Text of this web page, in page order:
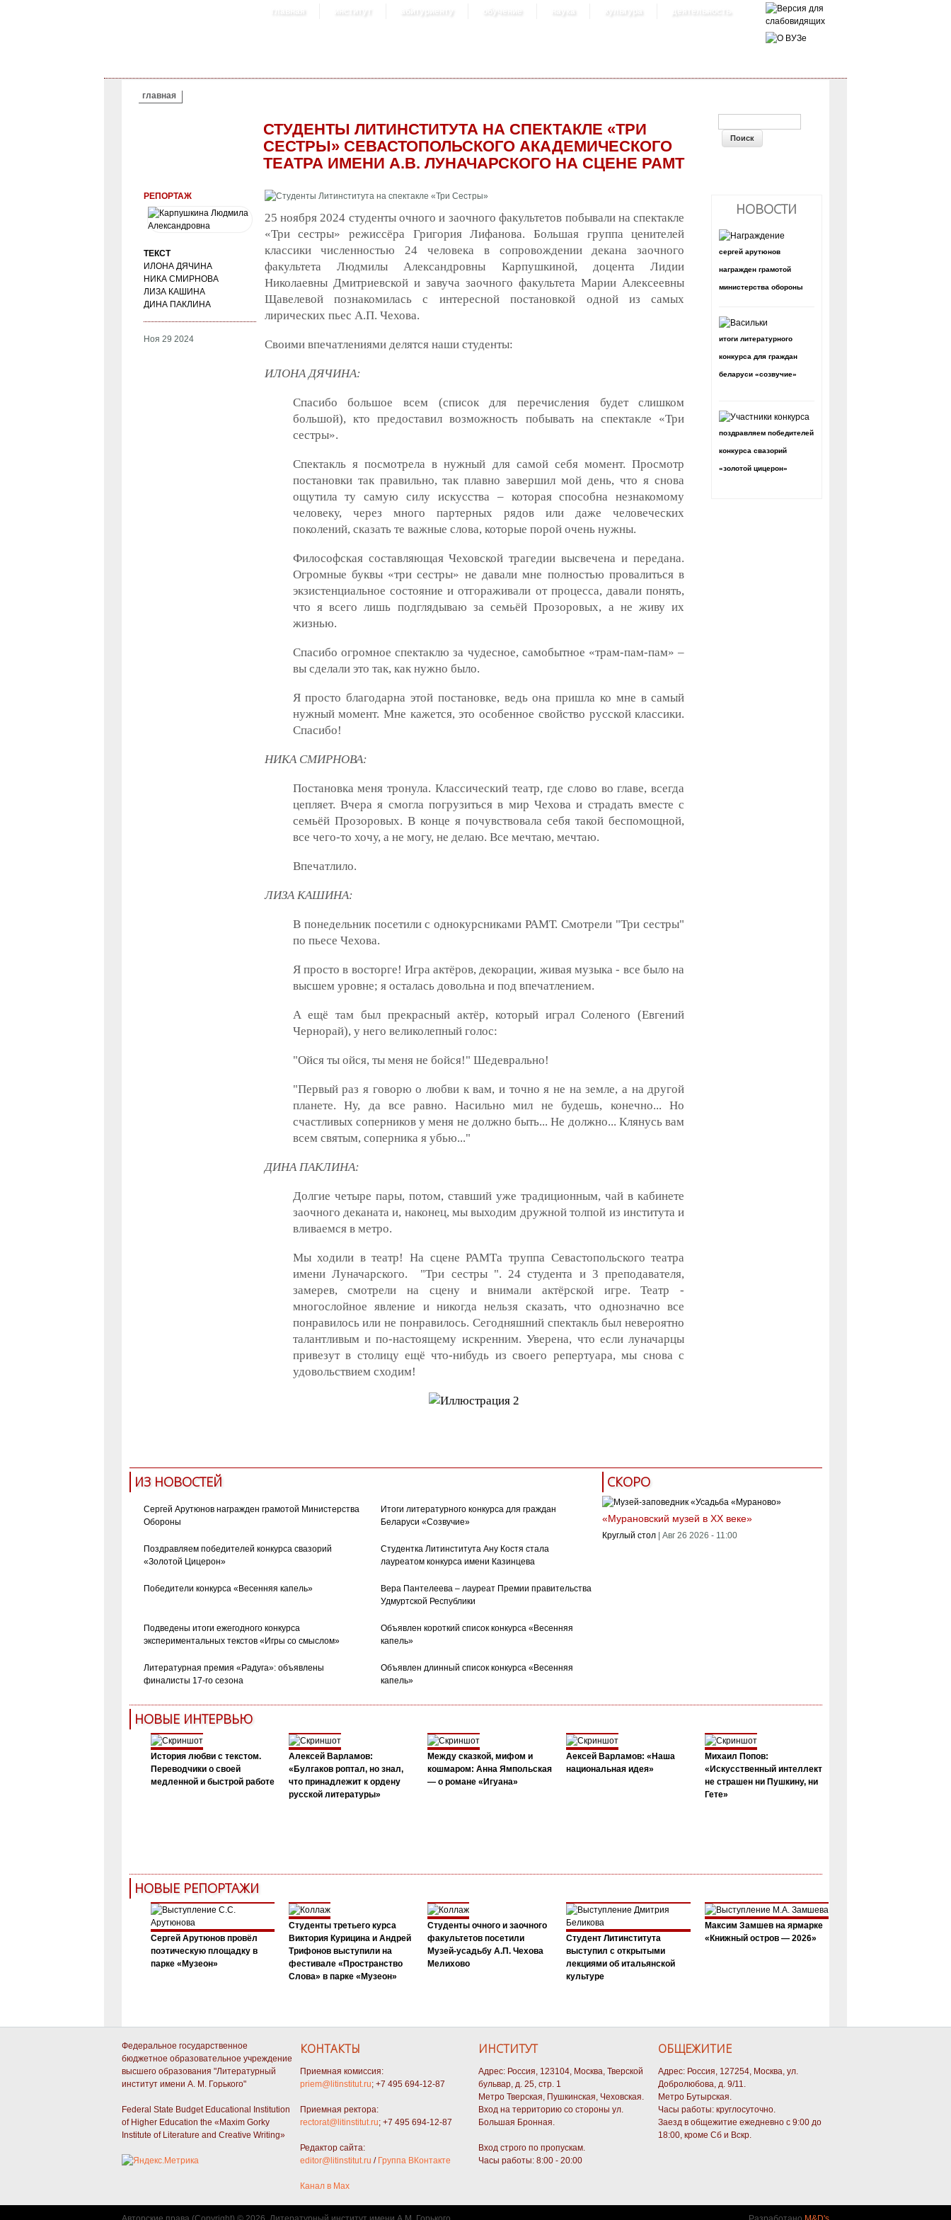
главная институт абитуриенту обучение наука культура деятельность
ВЫ ЗДЕСЬ
главная
СТУДЕНТЫ ЛИТИНСТИТУТА НА СПЕКТАКЛЕ «ТРИ
СЕСТРЫ» СЕВАСТОПОЛЬСКОГО АКАДЕМИЧЕСКОГО
ТЕАТРА ИМЕНИ А.В. ЛУНАЧАРСКОГО НА СЦЕНЕ РАМТ
РЕПОРТАЖ
ТЕКСТ
ИЛОНА ДЯЧИНА
НИКА СМИРНОВА
ЛИЗА КАШИНА
ДИНА ПАКЛИНА
Ноя 29 2024
25 ноября 2024 студенты очного и заочного факультетов побывали на спектакле
«Три сестры» режиссёра Григория Лифанова. Большая группа ценителей
классики численностью 24 человека в сопровождении декана заочного
факультета Людмилы Александровны Карпушкиной, доцента Лидии
Николаевны Дмитриевской и завуча заочного факультета Марии Алексеевны
Щавелевой познакомилась с интересной постановкой одной из самых
лирических пьес А.П. Чехова.
Своими впечатлениями делятся наши студенты:
ИЛОНА ДЯЧИНА:
Спасибо большое всем (список для перечисления будет слишком
большой), кто предоставил возможность побывать на спектакле «Три
сестры».
Спектакль я посмотрела в нужный для самой себя момент. Просмотр
постановки так правильно, так плавно завершил мой день, что я снова
ощутила ту самую силу искусства – которая способна незнакомому
человеку, через много партерных рядов или даже человеческих
поколений, сказать те важные слова, которые порой очень нужны.
Философская составляющая Чеховской трагедии высвечена и передана.
Огромные буквы «три сестры» не давали мне полностью провалиться в
экзистенциальное состояние и отгораживали от процесса, давали понять,
что я всего лишь подглядываю за семьёй Прозоровых, а не живу их
жизнью.
Спасибо огромное спектаклю за чудесное, самобытное «трам-пам-пам» –
вы сделали это так, как нужно было.
Я просто благодарна этой постановке, ведь она пришла ко мне в самый
нужный момент. Мне кажется, это особенное свойство русской классики.
Спасибо!
НИКА СМИРНОВА:
Постановка меня тронула. Классический театр, где слово во главе, всегда
цепляет. Вчера я смогла погрузиться в мир Чехова и страдать вместе с
семьёй Прозоровых. В конце я почувствовала себя такой беспомощной,
все чего-то хочу, а не могу, не делаю. Все мечтаю, мечтаю.
Впечатлило.
ЛИЗА КАШИНА:
В понедельник посетили с однокурсниками РАМТ. Смотрели "Три сестры"
по пьесе Чехова.
Я просто в восторге! Игра актёров, декорации, живая музыка - все было на
высшем уровне; я осталась довольна и под впечатлением.
А ещё там был прекрасный актёр, который играл Соленого (Евгений
Чернорай), у него великолепный голос:
"Ойся ты ойся, ты меня не бойся!" Шедеврально!
"Первый раз я говорю о любви к вам, и точно я не на земле, а на другой
планете. Ну, да все равно. Насильно мил не будешь, конечно... Но
счастливых соперников у меня не должно быть... Не должно... Клянусь вам
всем святым, соперника я убью..."
ДИНА ПАКЛИНА:
Долгие четыре пары, потом, ставший уже традиционным, чай в кабинете
заочного деканата и, наконец, мы выходим дружной толпой из института и
вливаемся в метро.
Мы ходили в театр! На сцене РАМТа труппа Севастопольского театра
имени Луначарского. "Три сестры ". 24 студента и 3 преподавателя,
замерев, смотрели на сцену и внимали актёрской игре. Театр -
многослойное явление и никогда нельзя сказать, что однозначно все
понравилось или не понравилось. Сегодняшний спектакль был невероятно
талантливым и по-настоящему искренним. Уверена, что если луначарцы
привезут в столицу ещё что-нибудь из своего репертуара, мы снова с
удовольствием сходим!
ФОРМА ПОИСКА
НОВОСТИ
сергей арутюнов
награжден грамотой
министерства обороны
итоги литературного
конкурса для граждан
беларуси «созвучие»
поздравляем победителей
конкурса свазорий
«золотой цицерон»
ИЗ НОВОСТЕЙ
Сергей Арутюнов награжден грамотой Министерства
Обороны
Итоги литературного конкурса для граждан
Беларуси «Созвучие»
Поздравляем победителей конкурса свазорий
«Золотой Цицерон»
Студентка Литинститута Ану Костя стала
лауреатом конкурса имени Казинцева
Победители конкурса «Весенняя капель»
Вера Пантелеева – лауреат Премии правительства
Удмуртской Республики
Подведены итоги ежегодного конкурса
экспериментальных текстов «Игры со смыслом»
Объявлен короткий список конкурса «Весенняя
капель»
Литературная премия «Радуга»: объявлены
финалисты 17-го сезона
Объявлен длинный список конкурса «Весенняя
капель»
СКОРО
«Мурановский музей в XX веке»
Круглый стол Авг 26 2026 - 11:00
НОВЫЕ ИНТЕРВЬЮ
История любви с текстом.
Переводчики о своей
медленной и быстрой работе
Алексей Варламов:
«Булгаков роптал, но знал,
что принадлежит к ордену
русской литературы»
Между сказкой, мифом и
кошмаром: Анна Ямпольская
— о романе «Игуана»
Аексей Варламов: «Наша
национальная идея»
Михаил Попов:
«Искусственный интеллект
не страшен ни Пушкину, ни
Гете»
НОВЫЕ РЕПОРТАЖИ
Сергей Арутюнов провёл
поэтическую площадку в
парке «Музеон»
Студенты третьего курса
Виктория Курицина и Андрей
Трифонов выступили на
фестивале «Пространство
Слова» в парке «Музеон»
Студенты очного и заочного
факультетов посетили
Музей-усадьбу А.П. Чехова
Мелихово
Студент Литинститута
выступил с открытыми
лекциями об итальянской
культуре
Максим Замшев на ярмарке
«Книжный остров — 2026»
Федеральное государственное
бюджетное образовательное учреждение
высшего образования "Литературный
институт имени А. М. Горького"
Federal State Budget Educational Institution
of Higher Education the «Maxim Gorky
Institute of Literature and Creative Writing»
КОНТАКТЫ
Приемная комиссия:
priem@litinstitut.ru; +7 495 694-12-87
Приемная ректора:
rectorat@litinstitut.ru; +7 495 694-12-87
Редактор сайта:
editor@litinstitut.ru / Группа ВКонтакте
Канал в Max
ИНСТИТУТ
Адрес: Россия, 123104, Москва, Тверской
бульвар, д. 25, стр. 1
Метро Тверская, Пушкинская, Чеховская.
Вход на территорию со стороны ул.
Большая Бронная.
Вход строго по пропускам.
Часы работы: 8:00 - 20:00
ОБЩЕЖИТИЕ
Адрес: Россия, 127254, Москва, ул.
Добролюбова, д. 9/11.
Метро Бутырская.
Часы работы: круглосуточно.
Заезд в общежитие ежедневно с 9:00 до
18:00, кроме Сб и Вскр.